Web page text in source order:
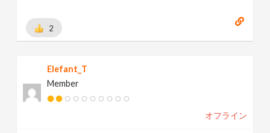
2
Elefant_T
Member
オフライン